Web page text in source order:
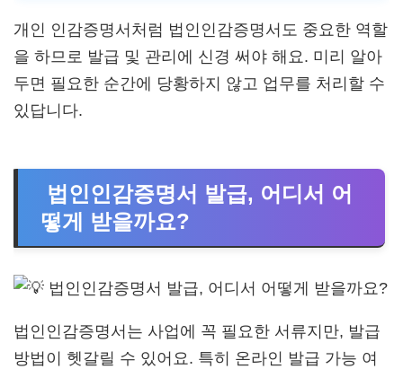
개인 인감증명서처럼 법인인감증명서도 중요한 역할
을 하므로 발급 및 관리에 신경 써야 해요. 미리 알아
두면 필요한 순간에 당황하지 않고 업무를 처리할 수
있답니다.
법인인감증명서 발급, 어디서 어
떻게 받을까요?
법인인감증명서는 사업에 꼭 필요한 서류지만, 발급
방법이 헷갈릴 수 있어요. 특히 온라인 발급 가능 여